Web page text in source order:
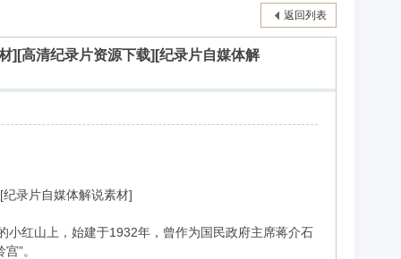
返回列表
][高清纪录片资源下载][纪录片自媒体解
录片自媒体解说素材]
小红山上，始建于1932年，曾作为国民政府主席蒋介石
”。